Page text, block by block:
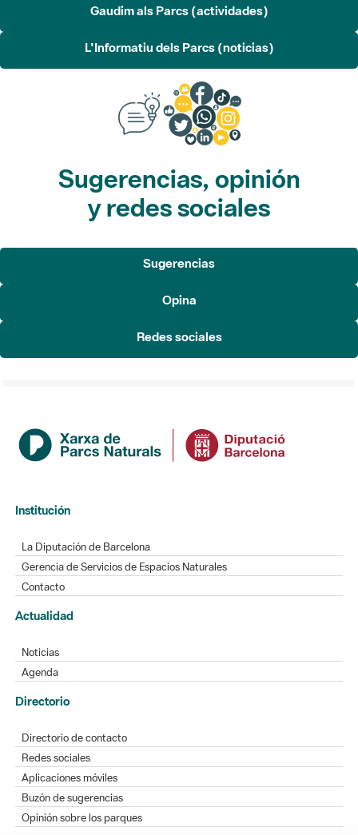
Gaudim als Parcs (actividades)
L'Informatiu dels Parcs (noticias)
Sugerencias, opinión
y redes sociales
Sugerencias
Opina
Redes sociales
Institución
La Diputación de Barcelona
Gerencia de Servicios de Espacios Naturales
Contacto
Actualidad
Noticias
Agenda
Directorio
Directorio de contacto
Redes sociales
Aplicaciones móviles
Buzón de sugerencias
Opinión sobre los parques